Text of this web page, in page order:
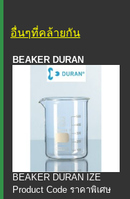
อื่นๆที่คล้ายกัน
BEAKER DURAN
BEAKER DURAN IZE
Product Code ราคาพิเศษ